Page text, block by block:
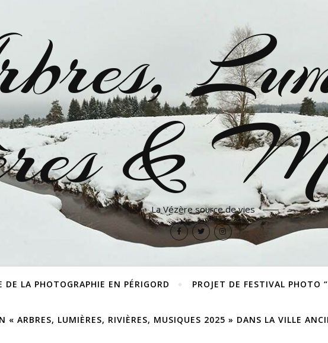
&
La Vézère source de vies
DE LA PHOTOGRAPHIE EN PÉRIGORD PROJET DE FESTIVAL PHOTO
« ARBRES, LUMIÈRES, RIVIÈRES, MUSIQUES 2025 » DANS LA VILLE